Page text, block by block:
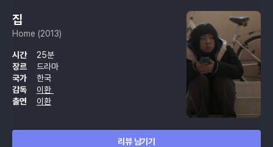
집
Home (2013)
시간
25분
장르
드라마
국가
한국
감독
이환
출연
이환
리뷰 남기기